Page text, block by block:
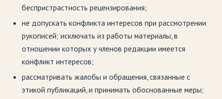
беспристрастность рецензирования;
не допускать конфликта интересов при рассмотрении
рукописей; исключать из работы материалы, в
отношении которых у членов редакции имеется
конфликт интересов;
рассматривать жалобы и обращения, связанные с
этикой публикаций, и принимать обоснованные меры;